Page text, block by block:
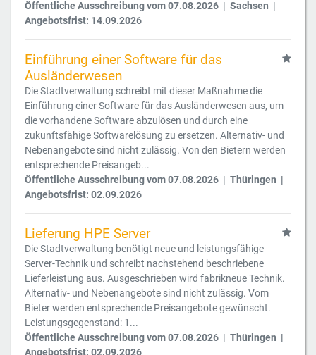
Öffentliche Ausschreibung vom 07.08.2026 | Sachsen |
Angebotsfrist: 14.09.2026
Einführung einer Software für das
Ausländerwesen
Die Stadtverwaltung schreibt mit dieser Maßnahme die
Einführung einer Software für das Ausländerwesen aus, um
die vorhandene Software abzulösen und durch eine
zukunftsfähige Softwarelösung zu ersetzen. Alternativ- und
Nebenangebote sind nicht zulässig. Von den Bietern werden
entsprechende Preisangeb...
Öffentliche Ausschreibung vom 07.08.2026 | Thüringen |
Angebotsfrist: 02.09.2026
Lieferung HPE Server
Die Stadtverwaltung benötigt neue und leistungsfähige
Server-Technik und schreibt nachstehend beschriebene
Lieferleistung aus. Ausgeschrieben wird fabrikneue Technik.
Alternativ- und Nebenangebote sind nicht zulässig. Vom
Bieter werden entsprechende Preisangebote gewünscht.
Leistungsgegenstand: 1...
Öffentliche Ausschreibung vom 07.08.2026 | Thüringen |
Angebotsfrist: 02.09.2026